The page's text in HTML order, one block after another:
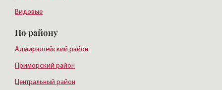
Видовые
По району
Адмиралтейский район
Приморский район
Центральный район